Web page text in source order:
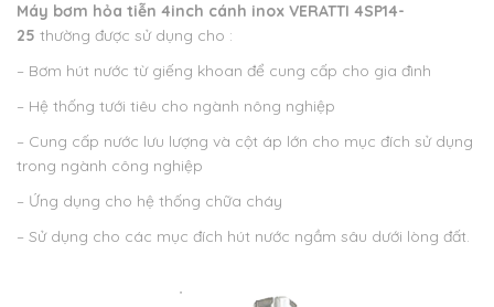
Máy bơm hỏa tiễn 4inch cánh inox VERATTI 4SP14-
25 thường được sử dụng cho :
– Bơm hút nước từ giếng khoan để cung cấp cho gia đình
– Hệ thống tưới tiêu cho ngành nông nghiệp
– Cung cấp nước lưu lượng và cột áp lớn cho mục đích sử dụng
trong ngành công nghiệp
– Ứng dụng cho hệ thống chữa cháy
– Sử dụng cho các mục đích hút nước ngầm sâu dưới lòng đất.